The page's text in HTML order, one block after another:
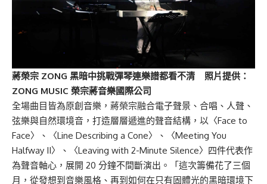
蔣榮宗 ZONG 黑暗中挑戰彈琴連樂譜都看不清 照片提供：
ZONG MUSIC 榮宗蔣音樂國際公司
全場曲目皆為原創音樂，蔣榮宗融合電子聲景、合唱、人聲、
弦樂與自然環境音，打造層層遞進的聲音結構，以〈Face to
Face〉、〈Line Describing a Cone〉、〈Meeting You
Halfway II〉、〈Leaving with 2-Minute Silence〉四件代表作
為聲音軸心，展開 20 分鐘不間斷演出。「這次籌備花了三個
月，從發想到音樂風格、再到如何在只有固體光的黑暗環境下